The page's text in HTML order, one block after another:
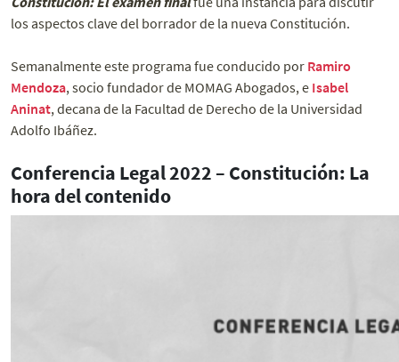
los aspectos clave del borrador de la nueva Constitución.
Semanalmente este programa fue conducido por Ramiro
Mendoza, socio fundador de MOMAG Abogados, e Isabel
Aninat, decana de la Facultad de Derecho de la Universidad
Adolfo Ibáñez.
Conferencia Legal 2022 – Constitución: La
hora del contenido